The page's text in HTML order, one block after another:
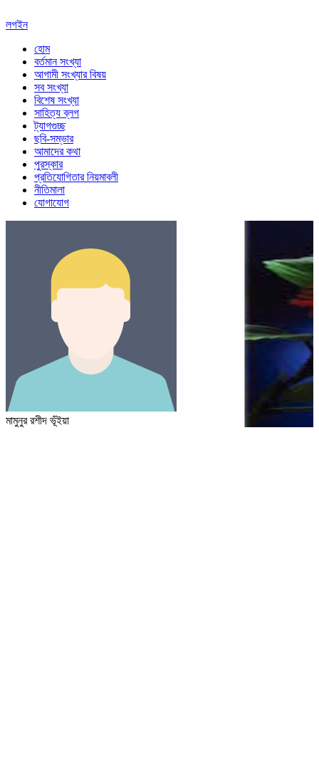
লগইন
হোম
বর্তমান সংখ্যা
আগামী সংখ্যার বিষয়
সব সংখ্যা
বিশেষ সংখ্যা
সাহিত্য ব্লগ
ট্যাগগুচ্ছ
ছবি-সম্ভার
আমাদের কথা
পুরস্কার
প্রতিযোগিতার নিয়মাবলী
নীতিমালা
যোগাযোগ
মামুনুর রশীদ ভূঁইয়া